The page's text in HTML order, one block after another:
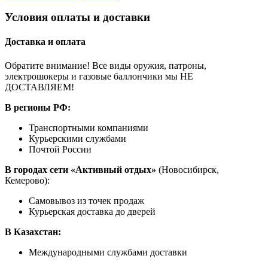
Условия оплаты и доставки
Доставка и оплата
Обратите внимание! Все виды оружия, патроны,
электрошокеры и газовые баллончики мы НЕ
ДОСТАВЛЯЕМ!
В регионы РФ:
Транспортными компаниями
Курьерскими службами
Почтой России
В городах сети «Активный отдых» (Новосибирск,
Кемерово):
Самовывоз из точек продаж
Курьерская доставка до дверей
В Казахстан:
Международными службами доставки